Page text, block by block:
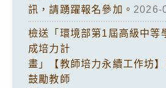
訊，請踴躍報名參加。 2026-
檢送「環境部第1屆高級中等
成培力計
畫」【教師培力永續工作坊
鼓勵教師